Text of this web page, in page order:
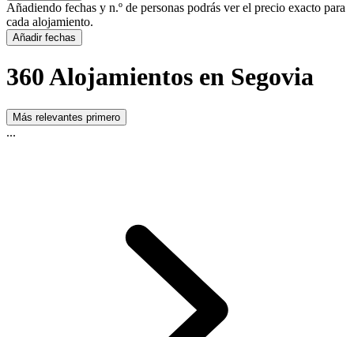
Añadiendo fechas y n.º de personas podrás ver el precio exacto para
cada alojamiento.
Añadir fechas
360 Alojamientos en Segovia
Más relevantes primero
...